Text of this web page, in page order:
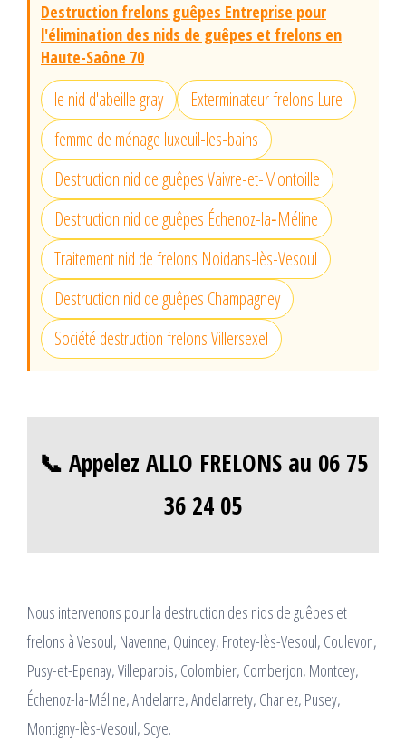
Destruction frelons guêpes Entreprise pour
l'élimination des nids de guêpes et frelons en
Haute-Saône 70
le nid d'abeille gray
Exterminateur frelons Lure
femme de ménage luxeuil-les-bains
Destruction nid de guêpes Vaivre-et-Montoille
Destruction nid de guêpes Échenoz-la‐Méline
Traitement nid de frelons Noidans-lès-Vesoul
Destruction nid de guêpes Champagney
Société destruction frelons Villersexel
📞 Appelez ALLO FRELONS au 06 75
36 24 05
Nous intervenons pour la destruction des nids de guêpes et
frelons à Vesoul, Navenne, Quincey, Frotey-lès-Vesoul, Coulevon,
Pusy-et-Epenay, Villeparois, Colombier, Comberjon, Montcey,
Échenoz-la-Méline, Andelarre, Andelarrety, Chariez, Pusey,
Montigny-lès-Vesoul, Scye.